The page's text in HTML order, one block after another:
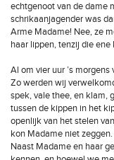
echtgenoot van de dame
schrikaanjagender was
Arme Madame! Nee, ze
haar lippen, tenzij die
Al om vier uur ’s
Zo werden wij
spek, vale thee, en klam,
tussen de kippen in het
openlijk van het stelen
kon Madame niet
Naast Madame en haar